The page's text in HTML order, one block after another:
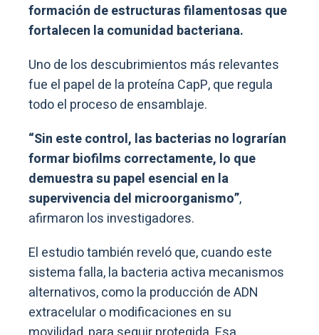
formación de estructuras filamentosas que
fortalecen la comunidad bacteriana.
Uno de los descubrimientos más relevantes
fue el papel de la proteína CapP, que regula
todo el proceso de ensamblaje.
“Sin este control, las bacterias no lograrían
formar biofilms correctamente, lo que
demuestra su papel esencial en la
supervivencia del microorganismo”,
afirmaron los investigadores.
El estudio también reveló que, cuando este
sistema falla, la bacteria activa mecanismos
alternativos, como la producción de ADN
extracelular o modificaciones en su